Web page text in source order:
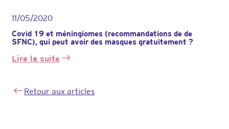
11/05/2020
Covid 19 et méningiomes (recommandations de de
SFNC), qui peut avoir des masques gratuitement ?
Lire la suite
:
et Retour aux articles